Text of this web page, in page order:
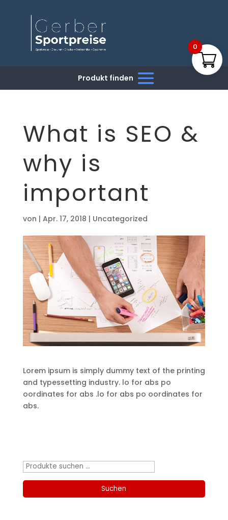
What is SEO &
why is
important
von | Apr. 17, 2018 | Uncategorized
Lorem ipsum is simply dummy text of the printing
and typessetting industry. lo for abs po
oordinates for abs .lo for abs po oordinates for
abs.
Suchen
Suchen
0